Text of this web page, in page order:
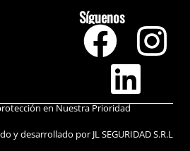
Síguenos
en Nuestra Prioridad
y desarrollado por JL SEGURIDAD S.R.L